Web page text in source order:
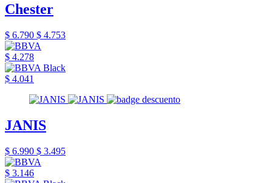
Chester
$ 6.790 $ 4.753
$ 4.278
$ 4.041
JANIS
$ 6.990 $ 3.495
$ 3.146